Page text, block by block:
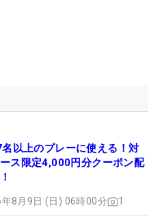
れる。今年の開催コース
プロテストに挑戦した22
だったが、2次予選で敗
ことも叶わなかった。そ
とができる。「知ってい
以上のプレーに使える！対
ス限定4,000円分クーポン配
8月9日 (日) 06時00分 1